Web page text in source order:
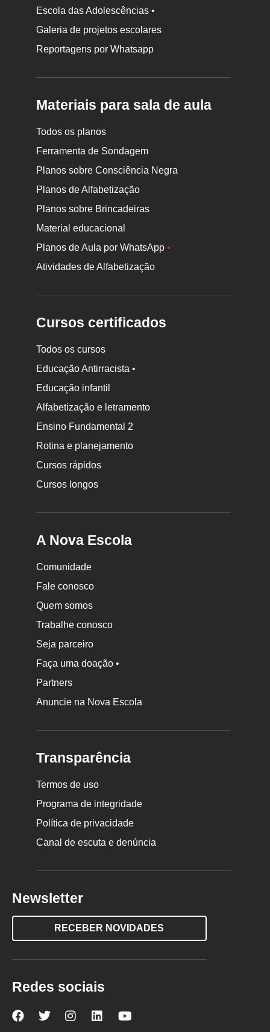
Escola das Adolescências •
Galeria de projetos escolares
Reportagens por Whatsapp
Materiais para sala de aula
Todos os planos
Ferramenta de Sondagem
Planos sobre Consciência Negra
Planos de Alfabetização
Planos sobre Brincadeiras
Material educacional
Planos de Aula por WhatsApp•
Atividades de Alfabetização
Cursos certificados
Todos os cursos
Educação Antirracista •
Educação infantil
Alfabetização e letramento
Ensino Fundamental 2
Rotina e planejamento
Cursos rápidos
Cursos longos
A Nova Escola
Comunidade
Fale conosco
Quem somos
Trabalhe conosco
Seja parceiro
Faça uma doação •
Partners
Anuncie na Nova Escola
Transparência
Termos de uso
Programa de integridade
Política de privacidade
Canal de escuta e denúncia
Newsletter
RECEBER NOVIDADES
Redes sociais
NovaNova Nova Nova